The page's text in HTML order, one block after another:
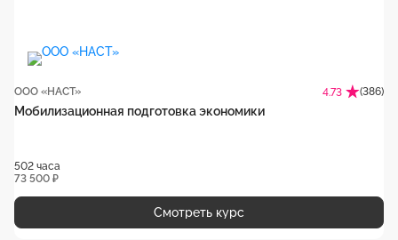
ООО «НАСТ» 4.73 (386)
Мобилизационная подготовка экономики
502 часа
73 500 ₽
Смотреть курс